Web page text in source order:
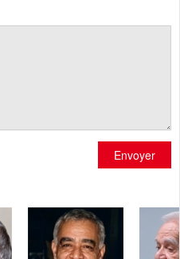
Envoyer